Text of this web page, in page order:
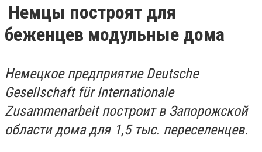
Немцы построят для
беженцев модульные дома
Немецкое предприятие Deutsche
Gesellschaft für Internationale
Zusammenarbeit построит в Запорожской
области дома для 1,5 тыс. переселенцев.